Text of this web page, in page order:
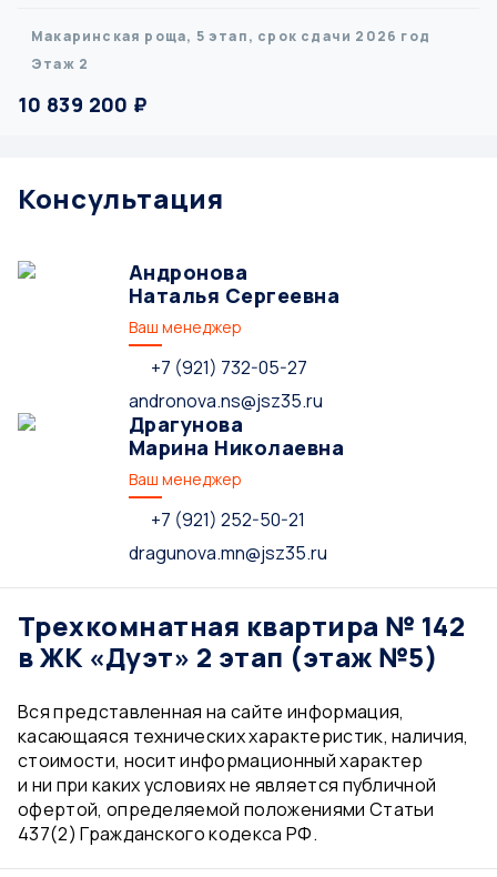
Макаринская роща, 5 этап, срок сдачи 2026 год
Этаж 2
10 839 200 ₽
Консультация
Андронова
Наталья Сергеевна
Ваш менеджер
+7 (921) 732-05-27
andronova.ns@jsz35.ru
Драгунова
Марина Николаевна
Ваш менеджер
+7 (921) 252-50-21
dragunova.mn@jsz35.ru
Трехкомнатная квартира № 142
в ЖК «Дуэт» 2 этап (этаж №5)
Вся представленная на сайте информация,
касающаяся технических характеристик, наличия,
стоимости, носит информационный характер
и ни при каких условиях не является публичной
офертой, определяемой положениями Статьи
437(2) Гражданского кодекса РФ.